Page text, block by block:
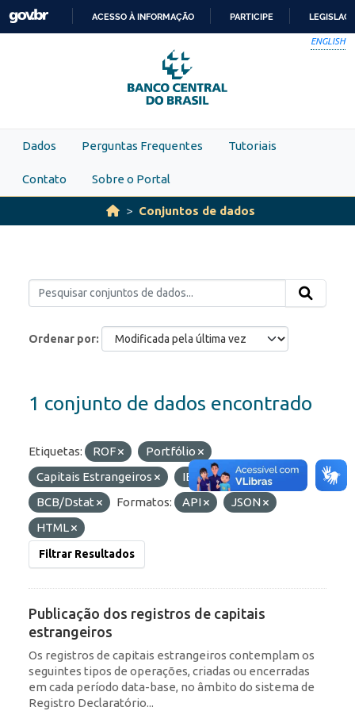
Skip to main content
PARA
O
CONTEÚDO
ACESSO À INFORMAÇÃO PARTICIPE
ENGLISH
Dados Perguntas Frequentes Tutoriais
Contato Sobre o Portal
Conjuntos de dados
Ordenar por
1 conjunto de dados encontrado
Etiquetas: ROF
Portfólio
Capitais Estrangeiros
IED
Organizações:
BCB/Dstat
Formatos: API
JSON
HTML
Filtrar Resultados
Publicação dos registros de capitais
estrangeiros
Os registros de capitais estrangeiros contemplam os
seguintes tipos de operações, criadas ou encerradas
em cada período data-base, no âmbito do sistema de
Registro Declaratório...